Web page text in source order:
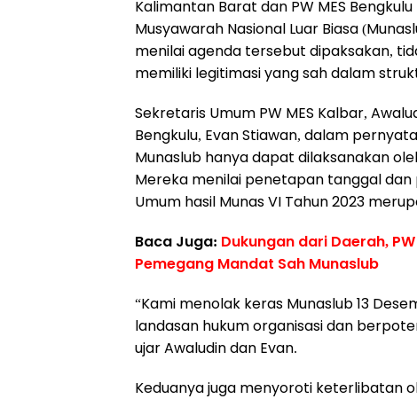
Kalimantan Barat dan PW MES
Musyawarah Nasional Luar Biasa
menilai agenda tersebut dipaksakan,
memiliki legitimasi yang sah dalam
Sekretaris Umum PW MES Kalbar,
Bengkulu, Evan Stiawan, dalam
Munaslub hanya dapat dilaksanakan
Mereka menilai penetapan tanggal
Umum hasil Munas VI Tahun 2023
Baca Juga: Dukungan dari Daerah,
Pemegang Mandat Sah Munaslub
“Kami menolak keras Munaslub 13
landasan hukum organisasi dan
ujar Awaludin dan Evan.
Keduanya juga menyoroti keterlibatan